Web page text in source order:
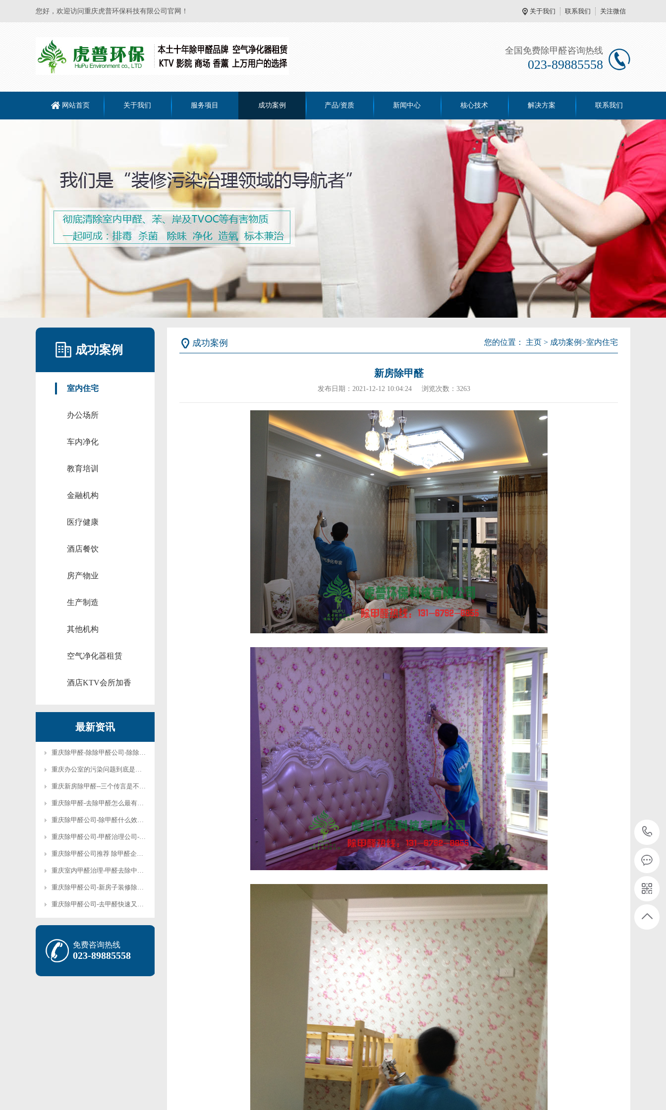
您好，欢迎访问重庆虎普环保科技有限公司官网！ 关于我们 联系我们 关注微信
全国免费除甲醛咨询热线
023-89885558
网站首页 关于我们 服务项目 成功案例 产品/资质 新闻中心 核心技术 解决方案 联系我们
成功案例
室内住宅
办公场所
车内净化
教育培训
金融机构
医疗健康
酒店餐饮
房产物业
生产制造
其他机构
空气净化器租赁
酒店KTV会所加香
最新资讯
重庆除甲醛-除除甲醛公司-除除甲醛绿植有那些
重庆办公室的污染问题到底是如何形成的
重庆新房除甲醛--三个传言是不可信的
重庆除甲醛-去除甲醛怎么最有效-去除甲醛有什么方法
重庆除甲醛公司-除甲醛什么效果好?-除甲醛什么东西比较好
重庆除甲醛公司-甲醛治理公司-除甲醛最快的4种方法-新车怎么去除甲醛味
重庆除甲醛公司推荐 除甲醛企业-虎普除甲醛
重庆室内甲醛治理-甲醛去除中应注意的问题
重庆除甲醛公司-新房子装修除甲醛后多久可以入住-新房子装修除甲醛最好的产品
重庆除甲醛公司-去甲醛快速又彻底除甲醛的方法-有效除除甲醛快速入住
免费咨询热线
023-89885558
成功案例 您的位置： 主页 > 成功案例>室内住宅
新房除甲醛
发布日期：2021-12-12 10:04:24 浏览次数： 3263